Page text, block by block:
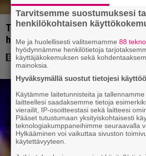
Tänän tv:ssä: Esko Salminen ja
hienot pääroolit vuoden 1984
Tarvitsemme suostumuksesi
henkilökohtaisen
Me ja huolellisesti valitsemamme88
hyödynnämme henkilötietoja
käyttäjäkokemuksen sekä
mainoksia.
Hyväksymällä suostut tietojesi
Käytämme laitetunnisteita ja
laitteellesi saadaksemme tietoja
vierailit, IP-osoitteestasi sekä laitteesi
Pääset tutustumaan yksityiskohtaisesti
teknologiakumppaneihimme seuraavalla
Hylkääminen voi vaikuttaa sivuston
käytettävyyteen.